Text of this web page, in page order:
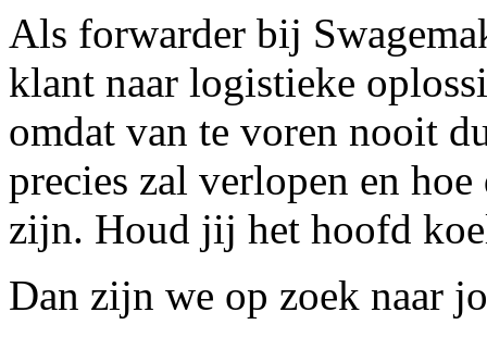
Als forwarder bij
klant naar logistieke
omdat van te voren nooit
precies zal verlopen en
zijn. Houd jij het hoofd
Dan zijn we op zoek naar